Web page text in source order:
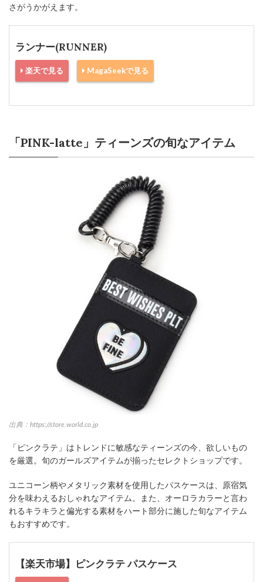
さがうかがえます。
ランナー(RUNNER)
楽天で見る MagaSeekで見る
「PINK-latte」ティーンズの旬なアイテム
出典：https://store.world.co.jp
「ピンクラテ」はトレンドに敏感なティーンズの今、欲しいもの
を厳選。旬のガールズアイテムが揃ったセレクトショップです。
ユニコーン柄やメタリック素材を使用したパスケースは、原宿気
分を味わえるおしゃれなアイテム。また、オーロラカラーと言わ
れるキラキラと偏光する素材をハート部分に施した旬なアイテム
もおすすめです。
【楽天市場】ピンクラテ パスケース